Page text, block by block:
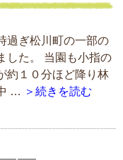
過ぎ松川町の一部の
した。 当園も小指の
約１０分ほど降り林
… ＞続きを読む